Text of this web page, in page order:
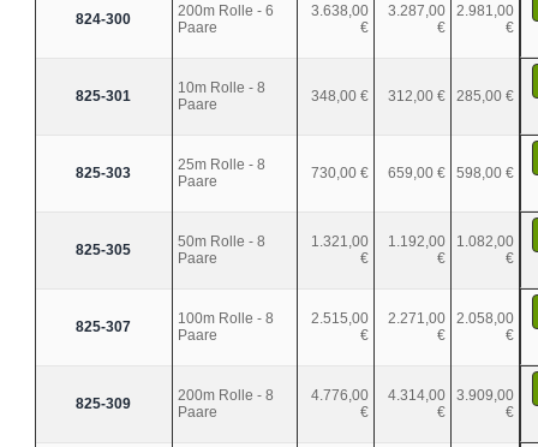
824-300
200m Rolle - 6
Paare
3.638,00
€
3.287,00
€
2.981,00
€
825-301
10m Rolle - 8
Paare
348,00 € 312,00 € 285,00 €
825-303
25m Rolle - 8
Paare
730,00 € 659,00 € 598,00 €
825-305
50m Rolle - 8
Paare
1.321,00
€
1.192,00
€
1.082,00
€
825-307
100m Rolle - 8
Paare
2.515,00
€
2.271,00
€
2.058,00
€
825-309
200m Rolle - 8
Paare
4.776,00
€
4.314,00
€
3.909,00
€